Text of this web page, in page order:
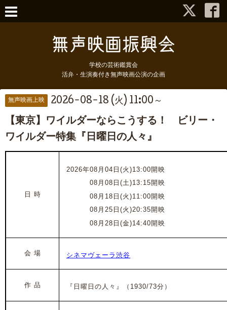
学校の芸術鑑賞会
活弁・生演奏付き無声映画公演の企画
無声映画上映 2026-08-18 (火) 11:00～
【東京】ワイルダーならこうする！ ビリー・
ワイルダー特集『日曜日の人々』
日 時
2026年08月04日(火)13:00開映
08月08日(土)13:15開映
08月18日(火)11:00開映
08月25日(火)20:35開映
08月28日(金)14:40開映
会 場 シネマヴェーラ渋谷
作 品 『日曜日の人々』 （1930/73分）